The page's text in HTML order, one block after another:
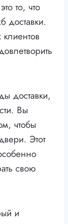
то, что
доставки.
доставки,
Вы
чтобы
Этот
свою
и